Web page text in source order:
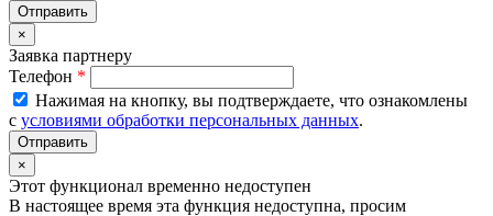
×
Заявка партнеру
Телефон *
Нажимая на кнопку, вы подтверждаете, что ознакомлены
с условиями обработки персональных данных.
×
Этот функционал временно недоступен
В настоящее время эта функция недоступна, просим